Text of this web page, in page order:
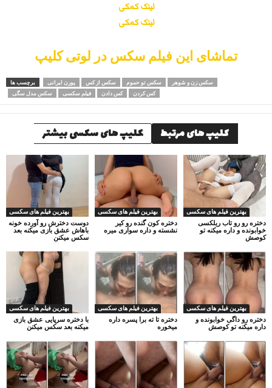
لینک کمکی
لینک کمکی
تماشای این فیلم سکس در لوتی کلیپ
برچسب ها پورن ایرانی سکس از کس سکس تو حموم
سکس زن و شوهر
سکس مدل سگی
فیلم سکسی کس دادن کس کردن
کلیپ های مرتبط کلیپ های سکسی بیشتر
بهترین فیلم های سکسی
دوست دخترش رو آورده خونه
باهاش عشق بازی میکنه بعد
سکس میکنن
بهترین فیلم های سکسی
دختره کون گنده رو کیر
نشسته و داره سواری میره
بهترین فیلم های سکسی
دختره رو رو تاب ریلکسی
خوابونده و داره میکنه تو
کوصش
بهترین فیلم های سکسی
با دختره سرپایی عشق بازی
میکنه بعد سکس میکنن
بهترین فیلم های سکسی
دختره تا ته برا پسره داره
میخوره
بهترین فیلم های سکسی
دختره رو داگی خوابونده و
داره میکنه تو کوصش